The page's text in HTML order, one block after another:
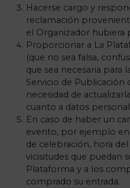
Hacerse cargo y
reclamación
el Organizador hubiera
Proporcionar a La
(que no sea falsa,
que sea necesaria para
Servicio de Publicación
necesidad de
cuanto a datos
En caso de haber un
evento, por ejemplo en
de celebración, hora
vicisitudes que puedan
Plataforma y a los
comprado su entrada.